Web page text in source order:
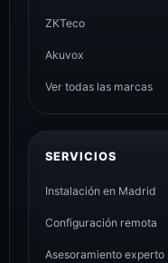
ZKTeco
Akuvox
Ver todas las marcas
SERVICIOS
Instalación en Madrid
Configuración remota
Asesoramiento experto